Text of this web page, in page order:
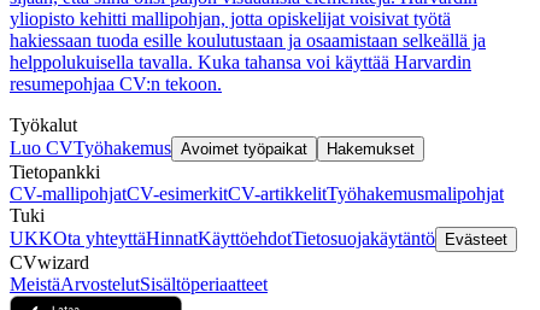
yliopisto kehitti mallipohjan, jotta opiskelijat voisivat työtä
hakiessaan tuoda esille koulutustaan ja osaamistaan selkeällä ja
helppolukuisella tavalla. Kuka tahansa voi käyttää Harvardin
resumepohjaa CV:n tekoon.
Työkalut
Luo CVTyöhakemus Avoimet työpaikat Hakemukset
Tietopankki
CV-mallipohjatCV-esimerkitCV-artikkelitTyöhakemusmalipohjat
Tuki
UKKOta yhteyttäHinnatKäyttöehdotTietosuojakäytäntö Evästeet
CVwizard
MeistäArvostelutSisältöperiaatteet